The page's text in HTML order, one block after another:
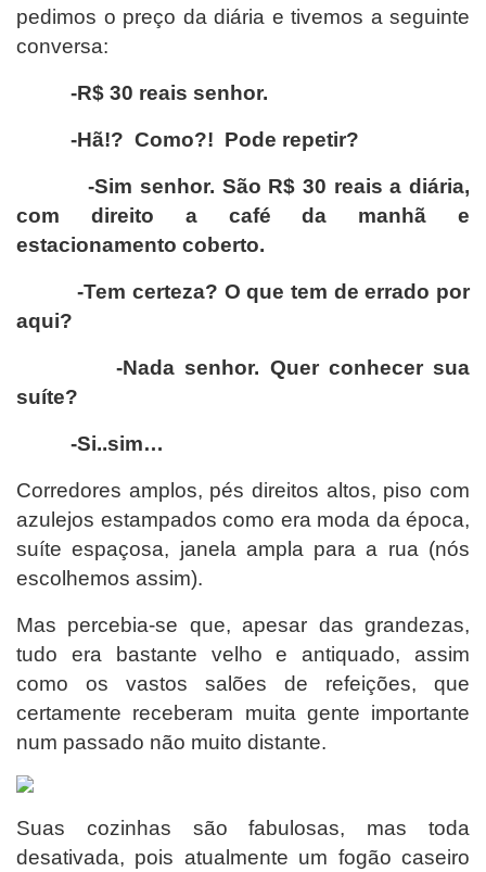
pedimos o preço da diária e tivemos a seguinte
conversa:
-R$ 30 reais senhor.
-Hã!? Como?! Pode repetir?
-Sim senhor. São R$ 30 reais a diária,
com direito a café da manhã e
estacionamento coberto.
-Tem certeza? O que tem de errado por
aqui?
-Nada senhor. Quer conhecer sua
suíte?
-Si..sim…
Corredores amplos, pés direitos altos, piso com
azulejos estampados como era moda da época,
suíte espaçosa, janela ampla para a rua (nós
escolhemos assim).
Mas percebia-se que, apesar das grandezas,
tudo era bastante velho e antiquado, assim
como os vastos salões de refeições, que
certamente receberam muita gente importante
num passado não muito distante.
Suas cozinhas são fabulosas, mas toda
desativada, pois atualmente um fogão caseiro